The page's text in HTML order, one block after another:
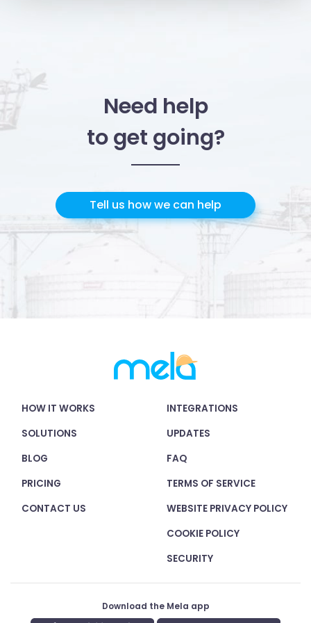
Utilizziamo i cookie per personalizzare contenuti ed
annunci, per fornire funzionalità dei social media e per
analizzare il nostro traffico. Condividiamo inoltre
informazioni sul modo in cui utilizzi il nostro sito con i
nostri partner che si occupano di analisi dei dati web,
raccolto dal tuo utilizzo dei loro servizi.
Need help
to get going?
Tell us how we can help
HOW IT WORKS
SOLUTIONS
BLOG
PRICING
CONTACT US
INTEGRATIONS
UPDATES
FAQ
TERMS OF SERVICE
WEBSITE PRIVACY POLICY
COOKIE POLICY
SECURITY
Download the Mela app